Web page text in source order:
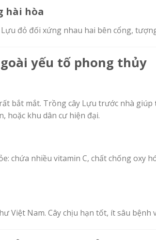
hài hòa
đỏ đối xứng nhau hai bên cổng,
yếu tố phong thủy
bắt mắt. Trồng cây Lựu trước nhà giúp
hoặc khu dân cư hiện đại.
chứa nhiều vitamin C, chất chống oxy
Việt Nam. Cây chịu hạn tốt, ít sâu